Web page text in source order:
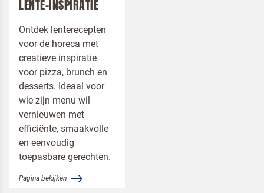
LENTE-INSPIRATIE
Ontdek lenterecepten
voor de horeca met
creatieve inspiratie
voor pizza, brunch en
desserts. Ideaal voor
wie zijn menu wil
vernieuwen met
efficiënte, smaakvolle
en eenvoudig
toepasbare gerechten.
Pagina bekijken